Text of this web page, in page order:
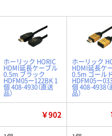
ホーリック HORIC
HDMI延長ケーブル
0.5m ブラック
HDFM05ー122BK 1
個 408-4930（直送
品）
ホーリック
HDMI延長ケ
0.5m ゴール
HDFM05ー
個 408-4938（
品）
￥902